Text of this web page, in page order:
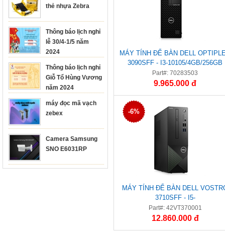
thẻ nhựa Zebra
Thông báo lịch nghỉ
lễ 30/4-1/5 năm
2024
Thông báo lịch nghỉ
Giỗ Tổ Hùng Vương
năm 2024
máy đọc mã vạch
zebex
Camera Samsung
SNO E6031RP
MÁY TÍNH ĐỂ BÀN DELL
3090SFF - I3-10105/4GB/256GB
SSD/DVDRW/UBUNTU/3Y
(70283503)
Part#: 70283503
9.965.000 đ
-6%
MÁY TÍNH ĐỂ BÀN DELL
3710SFF - I5-
12400/8G/SSD256/W11SL/1Y
(42VT370001)
Part#: 42VT370001
12.860.000 đ